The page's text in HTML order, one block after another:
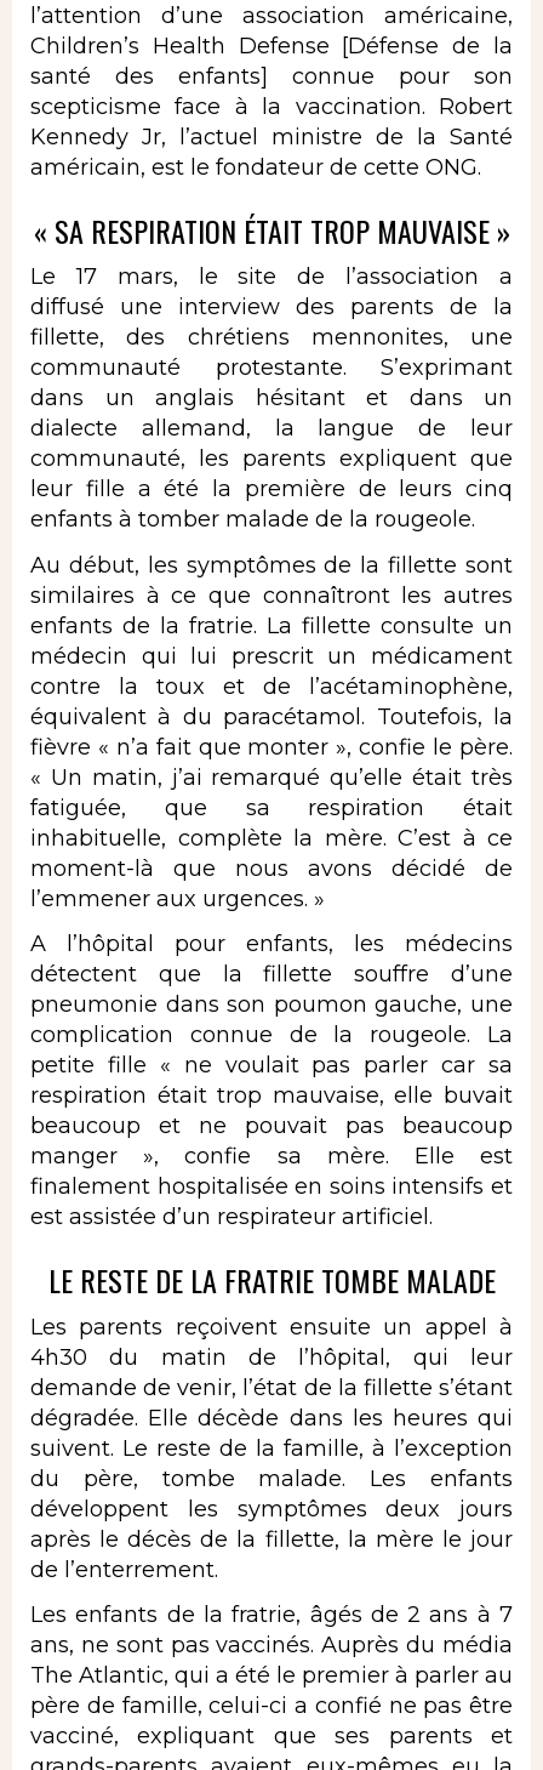
l’attention d’une association américaine,
Children’s Health Defense [Défense de la
santé des enfants] connue pour son
scepticisme face à la vaccination. Robert
Kennedy Jr, l’actuel ministre de la Santé
américain, est le fondateur de cette ONG.
« SA RESPIRATION ÉTAIT TROP MAUVAISE »
Le 17 mars, le site de l’association a
diffusé une interview des parents de la
fillette, des chrétiens mennonites, une
communauté protestante. S’exprimant
dans un anglais hésitant et dans un
dialecte allemand, la langue de leur
communauté, les parents expliquent que
leur fille a été la première de leurs cinq
enfants à tomber malade de la rougeole.
Au début, les symptômes de la fillette sont
similaires à ce que connaîtront les autres
enfants de la fratrie. La fillette consulte un
médecin qui lui prescrit un médicament
contre la toux et de l’acétaminophène,
équivalent à du paracétamol. Toutefois, la
fièvre « n’a fait que monter », confie le père.
« Un matin, j’ai remarqué qu’elle était très
fatiguée, que sa respiration était
inhabituelle, complète la mère. C’est à ce
moment-là que nous avons décidé de
l’emmener aux urgences. »
A l’hôpital pour enfants, les médecins
détectent que la fillette souffre d’une
pneumonie dans son poumon gauche, une
complication connue de la rougeole. La
petite fille « ne voulait pas parler car sa
respiration était trop mauvaise, elle buvait
beaucoup et ne pouvait pas beaucoup
manger », confie sa mère. Elle est
finalement hospitalisée en soins intensifs et
est assistée d’un respirateur artificiel.
LE RESTE DE LA FRATRIE TOMBE MALADE
Les parents reçoivent ensuite un appel à
4h30 du matin de l’hôpital, qui leur
demande de venir, l’état de la fillette s’étant
dégradée. Elle décède dans les heures qui
suivent. Le reste de la famille, à l’exception
du père, tombe malade. Les enfants
développent les symptômes deux jours
après le décès de la fillette, la mère le jour
de l’enterrement.
Les enfants de la fratrie, âgés de 2 ans à 7
ans, ne sont pas vaccinés. Auprès du média
The Atlantic, qui a été le premier à parler au
père de famille, celui-ci a confié ne pas être
vacciné, expliquant que ses parents et